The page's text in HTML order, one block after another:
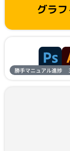
グラ
勝手マニュアル進捗